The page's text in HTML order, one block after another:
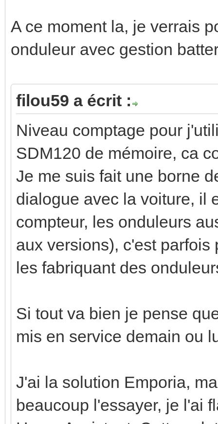
A ce moment la, je verrais
onduleur avec gestion
filou59 a écrit :
Niveau comptage pour
SDM120 de mémoire, ca
Je me suis fait une borne
dialogue avec la voiture, il
compteur, les onduleurs
aux versions), c'est parfois
les fabriquant des
Si tout va bien je pense
mis en service demain ou
J'ai la solution Emporia,
beaucoup l'essayer, je l'ai